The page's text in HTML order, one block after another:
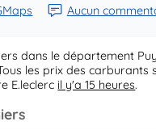
Aucun
dans le département
les prix des
E.leclerc il y'a 15 heures.